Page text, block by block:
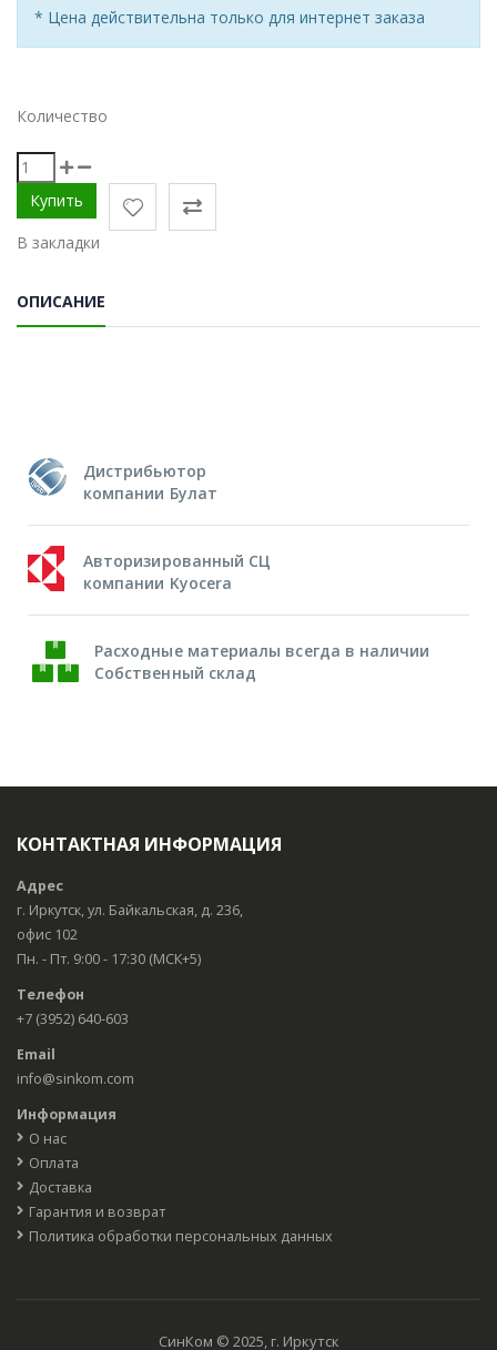
* Цена действительна только для интернет заказа
Количество
В закладки
ОПИСАНИЕ
Дистрибьютор
компании Булат
Авторизированный СЦ
компании Kyocera
Расходные материалы всегда в наличии
Собственный склад
КОНТАКТНАЯ ИНФОРМАЦИЯ
Адрес
г. Иркутск, ул. Байкальская, д. 236,
офис 102
Пн. - Пт. 9:00 - 17:30 (МСК+5)
Телефон
+7 (3952) 640-603
Email
info@sinkom.com
Информация
О нас
Оплата
Доставка
Гарантия и возврат
Политика обработки персональных данных
СинКом © 2025, г. Иркутск